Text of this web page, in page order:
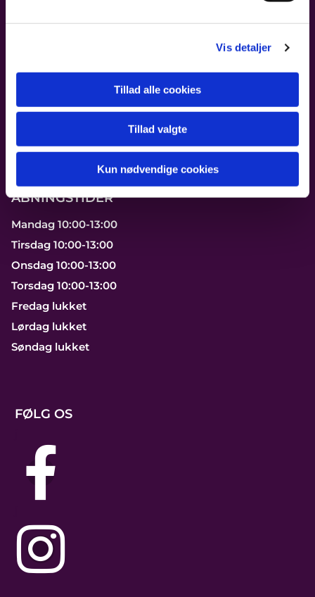
Vis detaljer
Tillad alle cookies
Tillad valgte
Kun nødvendige cookies
2100 København Ø
Ring til os på 39 29 25 06
ÅBNINGSTIDER
Mandag 10:00-13:00
Tirsdag 10:00-13:00
Onsdag 10:00-13:00
Torsdag 10:00-13:00
Fredag lukket
Lørdag lukket
Søndag lukket
FØLG OS